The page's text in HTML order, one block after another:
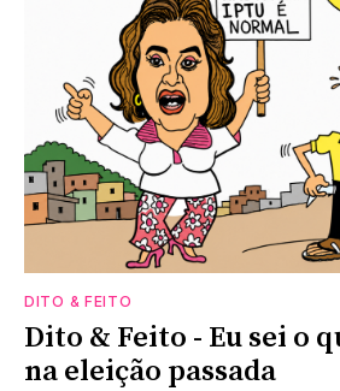
DITO & FEITO
Dito & Feito - Eu sei o
na eleição passada